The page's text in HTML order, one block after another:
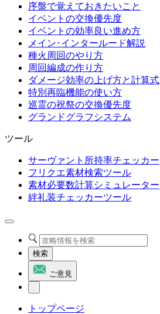
序盤で覚えておきたいこと
イベントの交換優先度
イベントの効率良い進め方
メイン･インタールード解説
種火周回のやり方
周回編成の作り方
ダメージ効率の上げ方と計算式
特別再臨機能の使い方
巡霊の祝祭の交換優先度
グランドグラフシステム
ツール
サーヴァント所持率チェッカー
フリクエ素材検索ツール
素材必要数計算シミュレーター
絆礼装チェッカーツール
検索
ご意見
トップページ